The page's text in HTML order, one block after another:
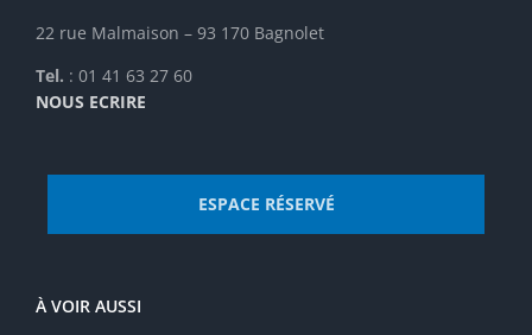
22 rue Malmaison – 93 170 Bagnolet
Tel. : 01 41 63 27 60
NOUS ECRIRE
ESPACE RÉSERVÉ
À VOIR AUSSI